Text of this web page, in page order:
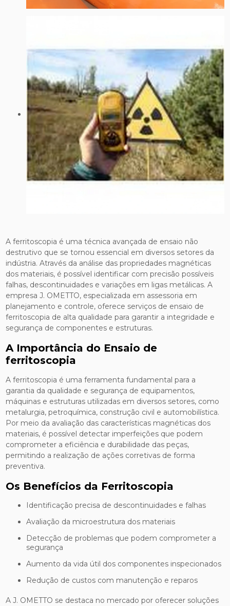
A ferritoscopia é uma técnica avançada de ensaio não
destrutivo que se tornou essencial em diversos setores da
indústria. Através da análise das propriedades magnéticas
dos materiais, é possível identificar com precisão possíveis
falhas, descontinuidades e variações em ligas metálicas. A
empresa J. OMETTO, especializada em assessoria em
planejamento e controle, oferece serviços de ensaio de
ferritoscopia de alta qualidade para garantir a integridade e
segurança de componentes e estruturas.
A Importância do Ensaio de
ferritoscopia
A ferritoscopia é uma ferramenta fundamental para a
garantia da qualidade e segurança de equipamentos,
máquinas e estruturas utilizadas em diversos setores, como
metalurgia, petroquímica, construção civil e automobilística.
Por meio da avaliação das características magnéticas dos
materiais, é possível detectar imperfeições que podem
comprometer a eficiência e durabilidade das peças,
permitindo a realização de ações corretivas de forma
preventiva.
Os Benefícios da Ferritoscopia
Identificação precisa de descontinuidades e falhas
Avaliação da microestrutura dos materiais
Detecção de problemas que podem comprometer a
segurança
Aumento da vida útil dos componentes inspecionados
Redução de custos com manutenção e reparos
A J. OMETTO se destaca no mercado por oferecer soluções